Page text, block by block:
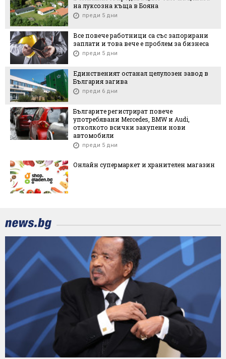
на луксозна къща в Бояна
преди 5 дни
Все повече работници са със запорирани
заплати и това вече е проблем за бизнеса
преди 5 дни
Единственият останал целулозен завод в
България загива
преди 6 дни
Българите регистрират повече
употребявани Mercedes, BMW и Audi,
отколкото всички закупени нови
автомобили
преди 5 дни
Онлайн супермаркет и хранителен магазин